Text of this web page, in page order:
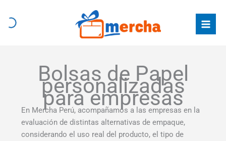
contenido
Bolsas de Papel
personalizadas
para empresas
En Mercha Perú, acompañamos a las empresas en la
evaluación de distintas alternativas de empaque,
considerando el uso real del producto, el tipo de